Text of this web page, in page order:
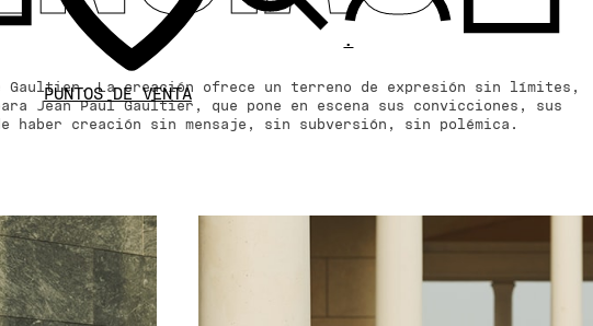
PUNTOS DE VENTA
.
La creación ofrece un terreno de expresión sin límites,
Jean Paul Gaultier, que pone en escena sus convicciones, sus
haber creación sin mensaje, sin subversión, sin polémica.